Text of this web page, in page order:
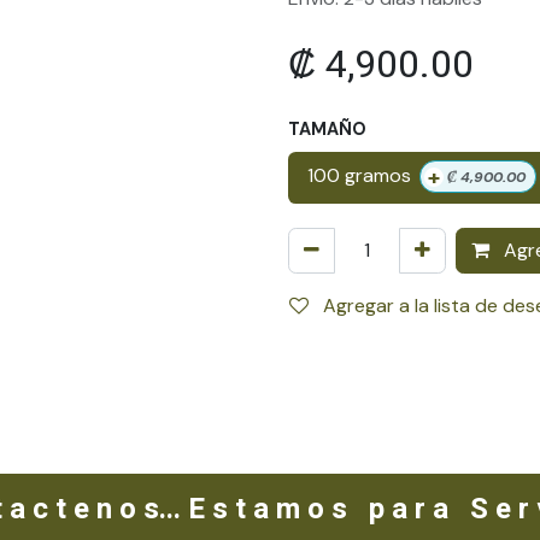
₡4,900.00
TAMAÑO
100 gramos + ₡4,900.00
Agregar a la lista de
a c t e n o s... E s t a m o s p a r a S e r